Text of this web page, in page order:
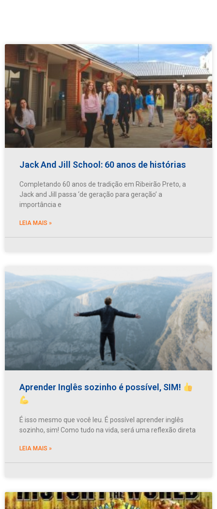
Jack And Jill School: 60 anos de histórias
Completando 60 anos de tradição em Ribeirão Preto, a
Jack and Jill passa ‘de geração para geração’ a
importância e
LEIA MAIS »
Aprender Inglês sozinho é possível, SIM!
É isso mesmo que você leu. É possível aprender inglês
sozinho, sim! Como tudo na vida, será uma reflexão direta
LEIA MAIS »